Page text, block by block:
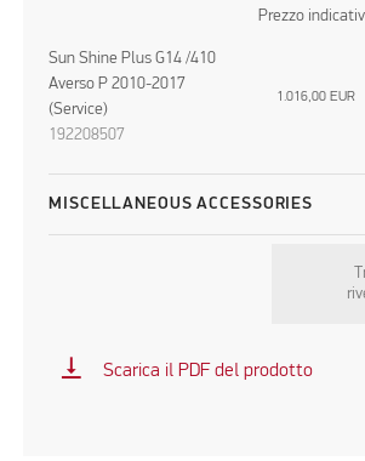
Prezzo
Sun Shine Plus G14 /410
Averso P 2010-2017
(Service)
192208507
1.016,00 EUR
MISCELLANEOUS ACCESSORIES
vertical_align_bottom Scarica il PDF del prodotto